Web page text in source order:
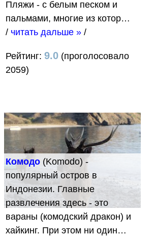
Пляжи - с белым песком и
пальмами, многие из котор…
/ читать дальше » /
Рейтинг: 9.0 (проголосовало
2059)
Комодо (Komodo) -
популярный остров в
Индонезии. Главные
развлечения здесь - это
вараны (комодский дракон) и
хайкинг. При этом ни один…